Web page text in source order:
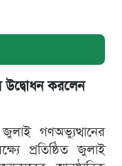
উদ্বোধন করলেন
গণঅভ্যুত্থানের
প্রতিষ্ঠিত জুলাই